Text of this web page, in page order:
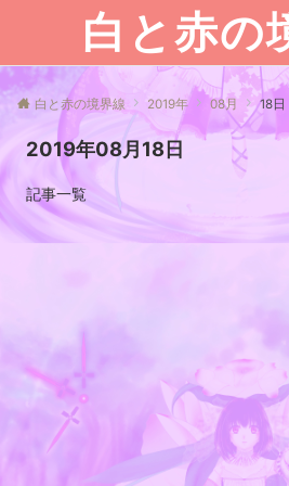
白と赤の
白と赤の境界線 2019年 08月 18日
2019年08月18日
記事一覧